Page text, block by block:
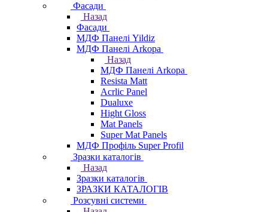
Фасади
Назад
Фасади
МДФ Панелі Yildiz
МДФ Панелі Arkopa
Назад
МДФ Панелі Arkopa
Resista Matt
Acrlic Panel
Dualuxe
Hight Gloss
Mat Panels
Super Mat Panels
МДФ Профіль Super Profil
Зразки каталогів
Назад
Зразки каталогів
ЗРАЗКИ КАТАЛОГІВ
Розсувні системи